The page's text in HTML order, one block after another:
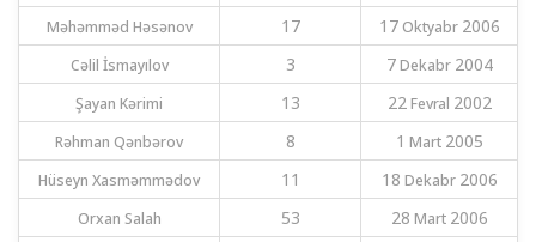
Məhəmməd Həsənov
17
17 Oktyabr 2006
Cəlil İsmayılov
3
7 Dekabr 2004
Şayan Kərimi
13
22 Fevral 2002
Rəhman Qənbərov
8
1 Mart 2005
Hüseyn Xasməmmədov
11
18 Dekabr 2006
Orxan Salah
53
28 Mart 2006